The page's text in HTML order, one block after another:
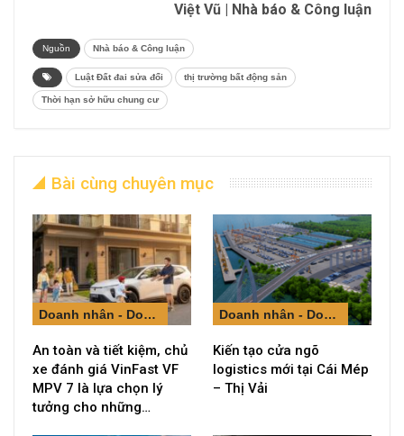
Việt Vũ | Nhà báo & Công luận
Nguồn Nhà báo & Công luận
Luật Đất đai sửa đổi thị trường bất động sản
Thời hạn sở hữu chung cư
Bài cùng chuyên mục
Doanh nhân - Doanh nghiệp
An toàn và tiết kiệm, chủ
xe đánh giá VinFast VF
MPV 7 là lựa chọn lý
tưởng cho những…
Doanh nhân - Doanh nghiệp
Kiến tạo cửa ngõ
logistics mới tại Cái Mép
– Thị Vải